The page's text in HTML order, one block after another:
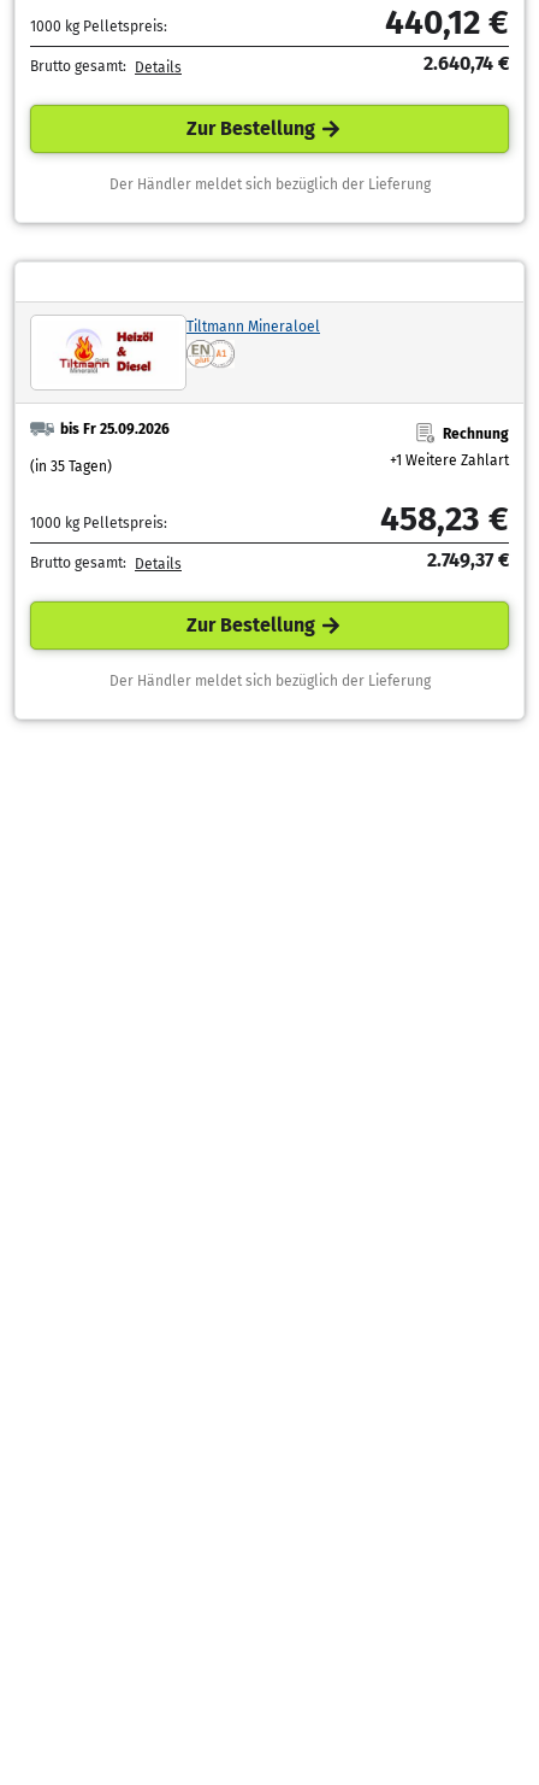
1000 kg Pelletspreis: 440,12 €
Brutto gesamt: Details 2.640,74 €
Zur Bestellung
Der Händler meldet sich bezüglich der Lieferung
Tiltmann Mineraloel
bis Fr 25.09.2026
(in 35 Tagen)
Rechnung
+1 Weitere Zahlart
1000 kg Pelletspreis: 458,23 €
Brutto gesamt: Details 2.749,37 €
Zur Bestellung
Der Händler meldet sich bezüglich der Lieferung